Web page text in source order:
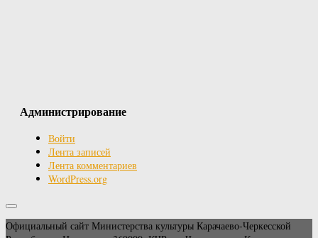
Администрирование
Войти
Лента записей
Лента комментариев
WordPress.org
Официальный сайт Министерства культуры Карачаево-Черкесской